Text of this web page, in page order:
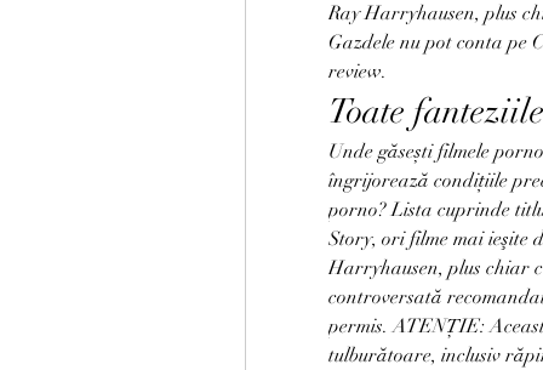
Ray Harryhausen, plus
Gazdele nu pot conta pe
review.
Toate
Unde găsești filmele
îngrijorează condițiile
porno? Lista cuprinde
Story, ori filme mai ieşite
Harryhausen, plus chiar
controversată
permis. ATENȚIE:
tulburătoare, inclusiv